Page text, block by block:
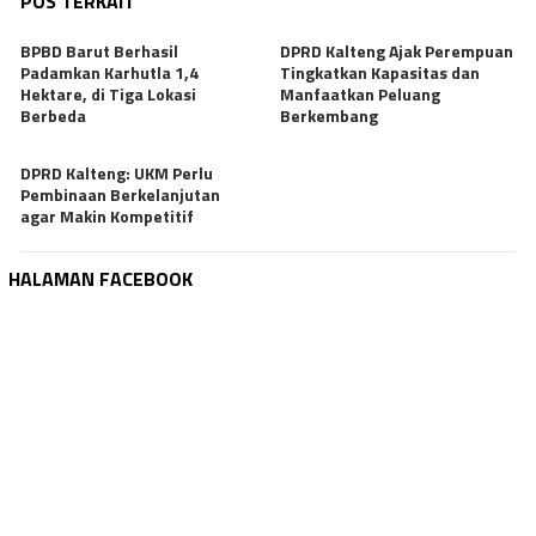
BPBD Barut Berhasil
Padamkan Karhutla 1,4
Hektare, di Tiga Lokasi
Berbeda
DPRD Kalteng Ajak Perempuan
Tingkatkan Kapasitas dan
Manfaatkan Peluang
Berkembang
DPRD Kalteng: UKM Perlu
Pembinaan Berkelanjutan
agar Makin Kompetitif
HALAMAN FACEBOOK